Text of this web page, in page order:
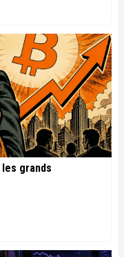
grands